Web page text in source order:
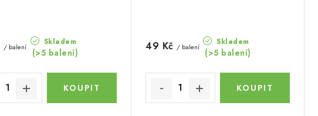
Skladem
(>5 balení)
/ balení Skladem
(>5 balení)
49 Kč / balení